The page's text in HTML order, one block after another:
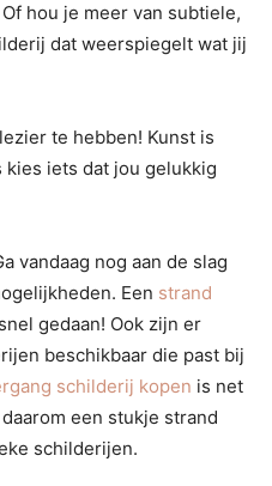
hou je meer van subtiele,
dat weerspiegelt wat jij
te hebben! Kunst is
iets dat jou gelukkig
vandaag nog aan de slag
Een strand
gedaan! Ook zijn er
beschikbaar die past bij
schilderij kopen is net
een stukje strand
schilderijen.